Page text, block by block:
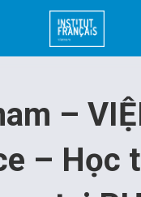
–
– Học